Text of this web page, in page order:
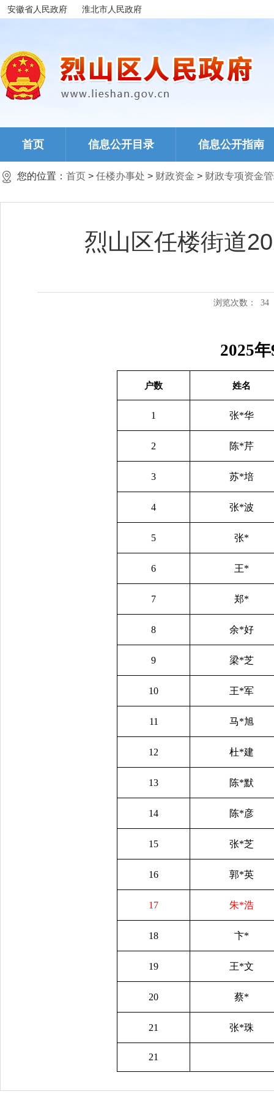
安徽省人民政府 淮北市人民政府
首页 信息公开目录 信息公开指南
您的位置： 首页 > 任楼办事处 > 财政资金 > 财政专项资金
烈山区任楼街道
浏览次数： 34
2025
户数 姓名
1 张*华
2 陈*芹
3 苏*培
4 张*波
5 张*
6 王*
7 郑*
8 余*好
9 梁*芝
10 王*军
11 马*旭
12 杜*建
13 陈*默
14 陈*彦
15 张*芝
16 郭*英
17 朱*浩
18 卞*
19 王*文
20 蔡*
21 张*珠
21